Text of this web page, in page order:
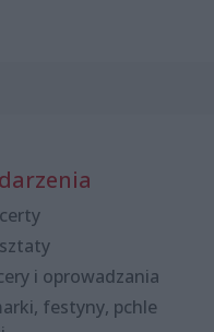
i oprowadzania
festyny, pchle